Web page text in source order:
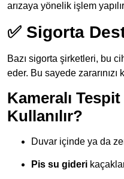
arızaya yönelik işlem
✅ Sigorta
Bazı sigorta şirketleri, bu
eder. Bu sayede
Kameralı
Kullanılır?
Duvar içinde ya da
Pis su gideri